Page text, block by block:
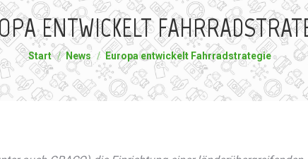
ENTWICKELT
Sie befinden sich hier:
Start News Europa entwickelt Fahrradstrategie